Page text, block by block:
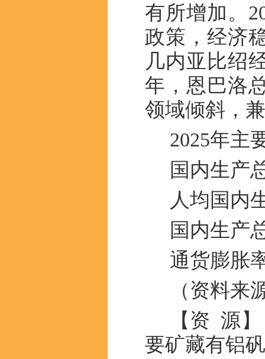
有所增加。
政策，经济
几内亚比绍
年，恩巴洛
领域倾斜，
2025年主
国内生产
人均国内
国内生产
通货膨胀
（资料来
【资 源
要矿藏有铝